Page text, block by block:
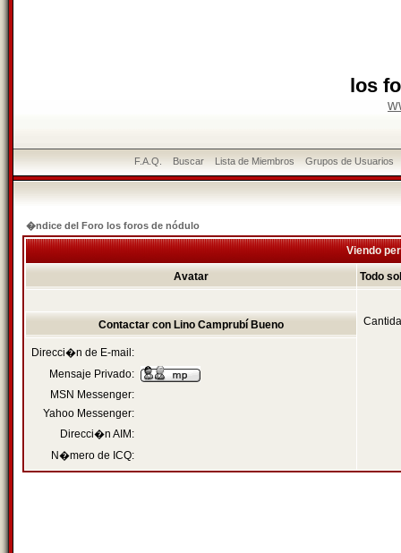
los
F.A.Q. Buscar Lista de Miembros Grupos de Usuarios
�ndice del Foro los foros de nódulo
Viendo
Avatar Todo
Contactar con Lino Camprubí Bueno
Direcci�n de E-mail:
Mensaje Privado:
MSN Messenger:
Yahoo Messenger:
Direcci�n AIM:
N�mero de ICQ: